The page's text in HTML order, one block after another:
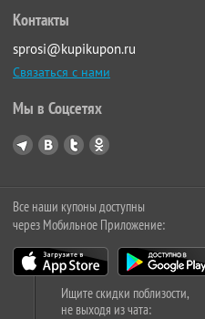
Контакты
sprosi@kupikupon.ru
Связаться с нами
Мы в Соцсетях
Все наши купоны доступны
через Мобильное Приложение:
Ищите скидки поблизости,
не выходя из чата: